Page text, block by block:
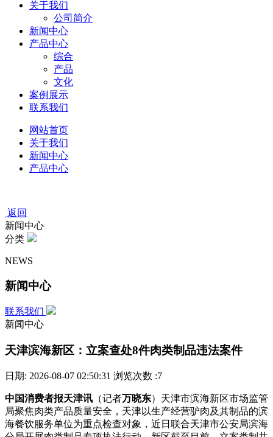
关于我们
公司简介
新闻中心
产品中心
综合
产品
文化
案例展示
联系我们
网站首页
关于我们
新闻中心
产品中心
返回
新闻中心
分类
NEWS
新闻中心
联系我们
新闻中心
天津滨海新区：立案查处8件肉类制品违法案件
日期: 2026-08-07 02:50:31 浏览次数 :7
中国消费者报天津讯 （记者万晓东）天津市滨海新区市场监管
局聚焦肉类产品质量安全，天津以生产经营驴肉及其制品的滨
海餐饮服务单位为重点检查对象，近日联合天津市公安局滨海